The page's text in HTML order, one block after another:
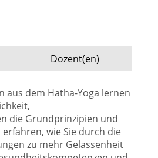
Dozent(en)
aus dem Hatha-Yoga lernen
die Grundprinzipien und
wie Sie durch die
zu mehr Gelassenheit